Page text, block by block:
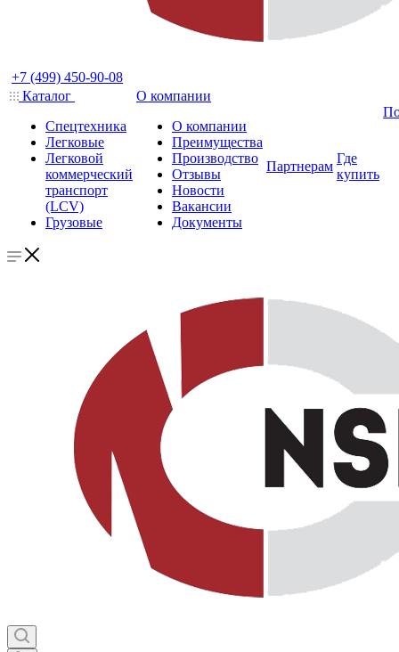
+7 (499) 450-90-08
Каталог
Спецтехника
Легковые
Легковой
коммерческий
транспорт
(LCV)
Грузовые
О компании
О компании
Преимущества
Производство
Отзывы
Новости
Вакансии
Документы
Партнерам
Где
купить